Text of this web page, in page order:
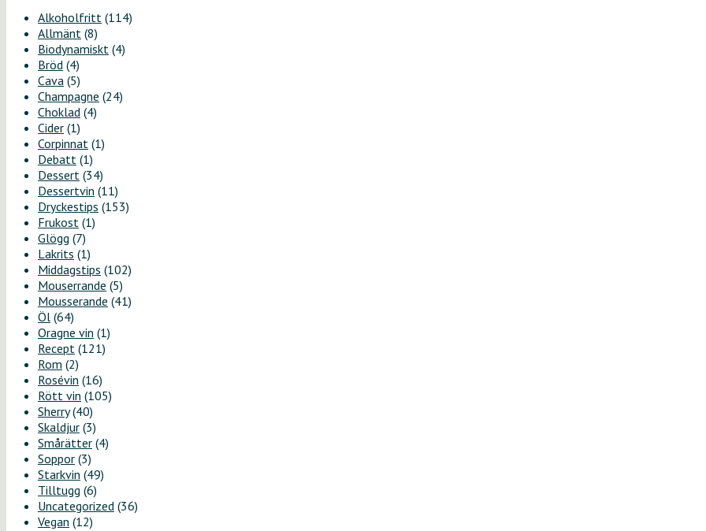
Alkoholfritt (114)
Allmänt (8)
Biodynamiskt (4)
Bröd (4)
Cava (5)
Champagne (24)
Choklad (4)
Cider (1)
Corpinnat (1)
Debatt (1)
Dessert (34)
Dessertvin (11)
Dryckestips (153)
Frukost (1)
Glögg (7)
Lakrits (1)
Middagstips (102)
Mouserrande (5)
Mousserande (41)
Öl (64)
Oragne vin (1)
Recept (121)
Rom (2)
Rosévin (16)
Rött vin (105)
Sherry(40)
Skaldjur (3)
Smårätter (4)
Soppor (3)
Starkvin (49)
Tilltugg (6)
Uncategorized (36)
Vegan (12)